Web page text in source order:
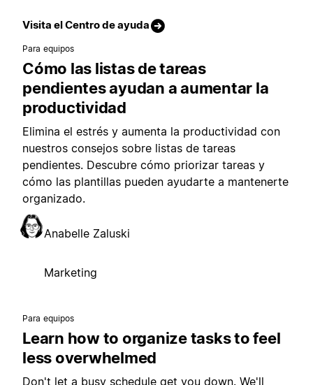
Visita el Centro de ayuda
Para equipos
Cómo las listas de tareas
pendientes ayudan a aumentar la
productividad
Elimina el estrés y aumenta la productividad con
nuestros consejos sobre listas de tareas
pendientes. Descubre cómo priorizar tareas y
cómo las plantillas pueden ayudarte a mantenerte
organizado.
Anabelle Zaluski
Marketing
Para equipos
Learn how to organize tasks to feel
less overwhelmed
Don't let a busy schedule get you down. We'll